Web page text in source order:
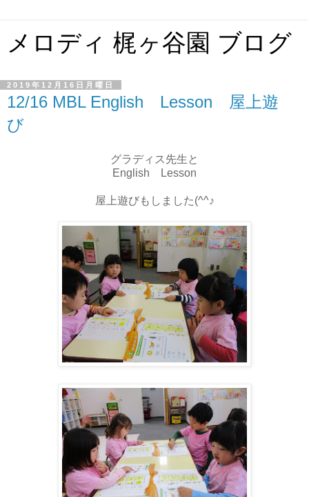
メロディ 梶ヶ谷園 ブログ
2019年12月16日月曜日
12/16 MBL English Lesson 屋上遊
び
グラディス先生と
English Lesson
屋上遊びもしました(^^♪